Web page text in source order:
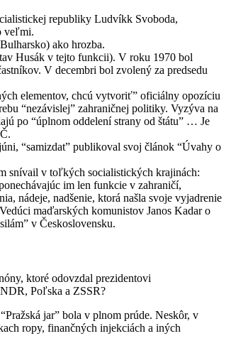
republiky Ludvíkk Svoboda,
veľmi.
ako hrozba.
Husák v tejto funkcii). V roku 1970 bol
V decembri bol zvolený za predsedu
elementov, chcú vytvoriť” oficiálny opozíciu
“nezávislej” zahraničnej politiky. Vyzýva na
po “úplnom oddelení strany od štátu” … Je
“samizdat” publikoval svoj článok “Úvahy o
snívail v toľkých socialistických krajinách:
im len funkcie v zahraničí,
nádeje, nadšenie, ktorá našla svoje vyjadrenie
maďarských komunistov Janos Kadar o
v Československu.
ktoré odovzdal prezidentovi
Poľska a ZSSR?
jar” bola v plnom prúde. Neskôr, v
ropy, finančných injekciách a iných